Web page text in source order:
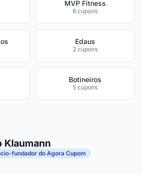
MVP Fitness
6 cupons
Edaus
2 cupons
Botineiros
5 cupons
Klaumann
fundador do Agora Cupom